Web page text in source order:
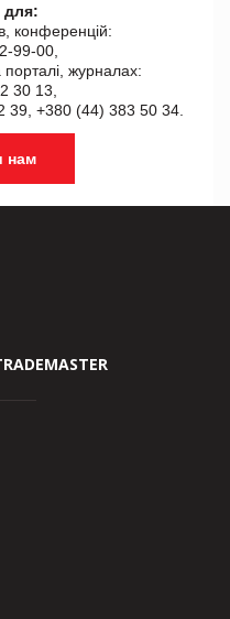
для:
конференцій:
99-00,
журналах:
30 13,
39, +380 (44) 383 50 34.
нам